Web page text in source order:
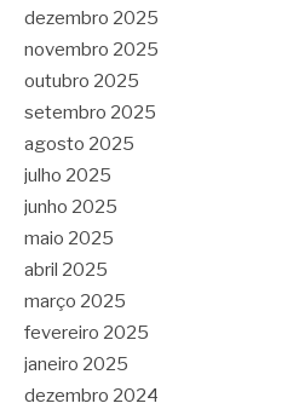
dezembro 2025
novembro 2025
outubro 2025
setembro 2025
agosto 2025
julho 2025
junho 2025
maio 2025
abril 2025
março 2025
fevereiro 2025
janeiro 2025
dezembro 2024